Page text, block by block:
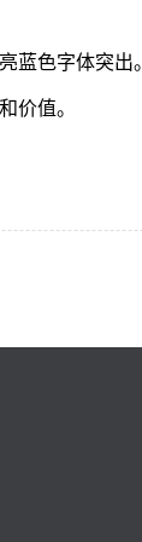
蓝色字体突出。
价值。